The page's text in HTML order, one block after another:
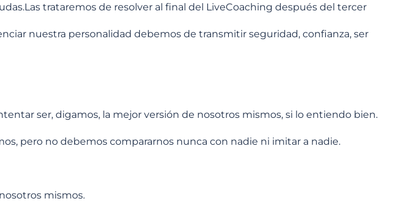
trataremos de resolver al final del LiveCoaching después del tercer
nuestra personalidad debemos de transmitir seguridad, confianza, ser
ser, digamos, la mejor versión de nosotros mismos, si lo entiendo bien.
pero no debemos compararnos nunca con nadie ni imitar a nadie.
mismos.